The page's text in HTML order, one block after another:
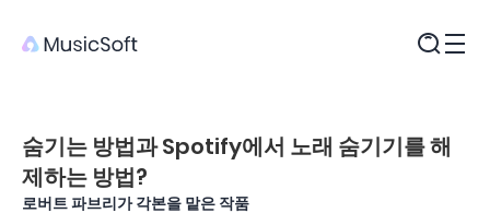
숨기는 방법과 Spotify에서 노래 숨기기를 해
제하는 방법?
로버트 파브리가 각본을 맡은 작품